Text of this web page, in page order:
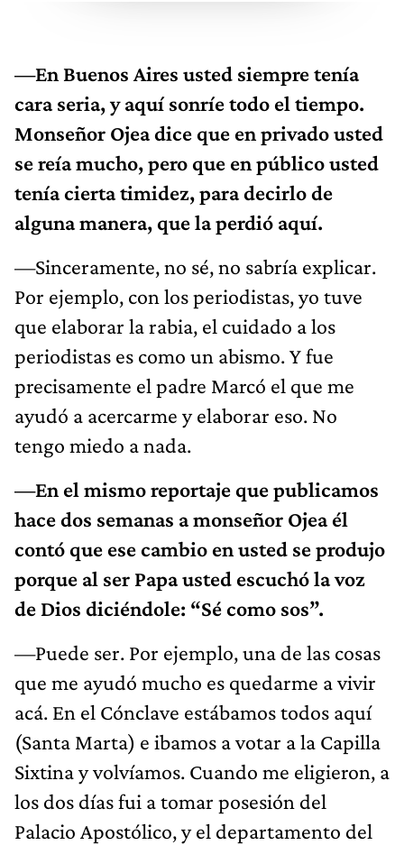
—En Buenos Aires usted siempre tenía
cara seria, y aquí sonríe todo el tiempo.
Monseñor Ojea dice que en privado usted
se reía mucho, pero que en público usted
tenía cierta timidez, para decirlo de
alguna manera, que la perdió aquí.
—Sinceramente, no sé, no sabría explicar.
Por ejemplo, con los periodistas, yo tuve
que elaborar la rabia, el cuidado a los
periodistas es como un abismo. Y fue
precisamente el padre Marcó el que me
ayudó a acercarme y elaborar eso. No
tengo miedo a nada.
—En el mismo reportaje que publicamos
hace dos semanas a monseñor Ojea él
contó que ese cambio en usted se produjo
porque al ser Papa usted escuchó la voz
de Dios diciéndole: “Sé como sos”.
—Puede ser. Por ejemplo, una de las cosas
que me ayudó mucho es quedarme a vivir
acá. En el Cónclave estábamos todos aquí
(Santa Marta) e ibamos a votar a la Capilla
Sixtina y volvíamos. Cuando me eligieron, a
los dos días fui a tomar posesión del
Palacio Apostólico, y el departamento del